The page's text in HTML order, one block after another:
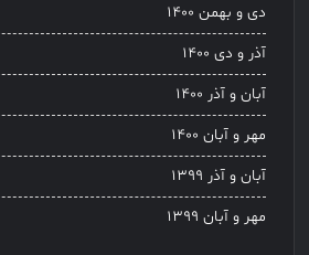
دی و بهمن ۱۴۰۰
آذر و دی ۱۴۰۰
آبان و آذر ۱۴۰۰
مهر و آبان ۱۴۰۰
آبان و آذر ۱۳۹۹
مهر و آبان ۱۳۹۹